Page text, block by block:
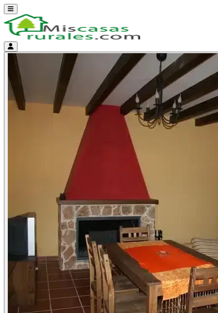
Abrir menú
Menú de cuenta